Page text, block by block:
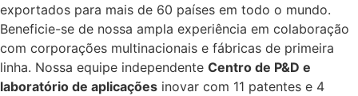
exportados para mais de 60 países em todo o mundo.
Beneficie-se de nossa ampla experiência em colaboração
com corporações multinacionais e fábricas de primeira
linha. Nossa equipe independente Centro de P&D e
laboratório de aplicações inovar com 11 patentes e 4